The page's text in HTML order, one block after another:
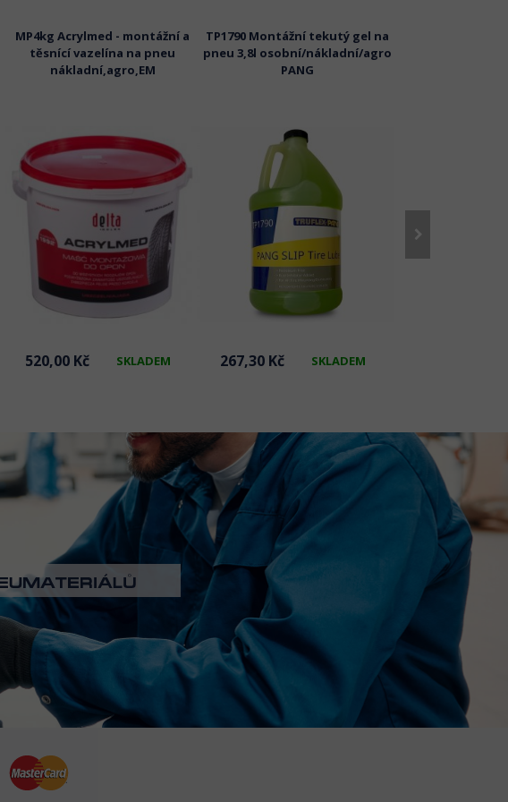
MP4kg Acrylmed - montážní a
těsnící vazelína na pneu
nákladní,agro,EM
520,00 Kč SKLADEM
TP1790 Montážní tekutý gel na
pneu 3,8l osobní/nákladní/agro
PANG
267,30 Kč SKLADEM